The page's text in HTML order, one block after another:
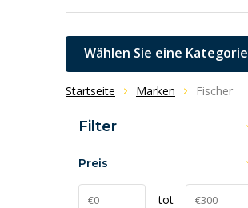
Wählen Sie eine Kategorie
Startseite Marken Fischer
Filter
Preis
tot